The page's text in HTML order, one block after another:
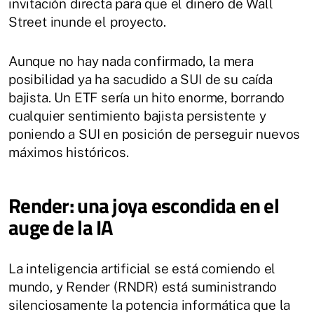
invitación directa para que el dinero de Wall
Street inunde el proyecto.
Aunque no hay nada confirmado, la mera
posibilidad ya ha sacudido a SUI de su caída
bajista. Un ETF sería un hito enorme, borrando
cualquier sentimiento bajista persistente y
poniendo a SUI en posición de perseguir nuevos
máximos históricos.
Render: una joya escondida en el
auge de la IA
La inteligencia artificial se está comiendo el
mundo, y Render (RNDR) está suministrando
silenciosamente la potencia informática que la